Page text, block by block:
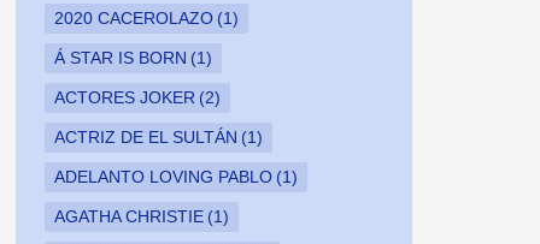
2020 CACEROLAZO 1
Á STAR IS BORN 1
ACTORES JOKER 2
ACTRIZ DE EL SULTÁN 1
ADELANTO LOVING PABLO 1
AGATHA CHRISTIE 1